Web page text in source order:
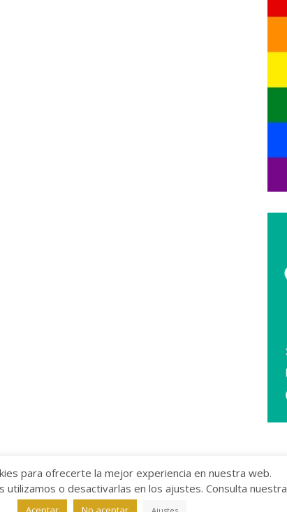
legal/Política de Privacidad /
para ofrecerte la mejor experiencia en nuestra web.
o desactivarlas en los ajustes. Consulta nuestra